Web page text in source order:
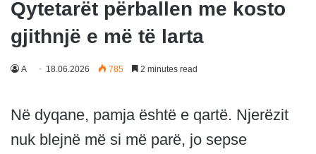
Qytetarët përballen me kosto
gjithnjë e më të larta
A 18.06.2026 785 2 minutes read
Në dyqane, pamja është e qartë. Njerëzit
nuk blejnë më si më parë, jo sepse